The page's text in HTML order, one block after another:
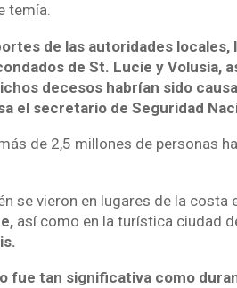
temía.
de las autoridades
de St. Lucie y Volusia,
decesos habrían sido
el secretario de Seguridad
de 2,5 millones de personas
se vieron en lugares de la costa
así como en la turística ciudad
fue tan significativa como